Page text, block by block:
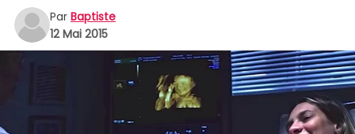
Par Baptiste
12 Mai 2015